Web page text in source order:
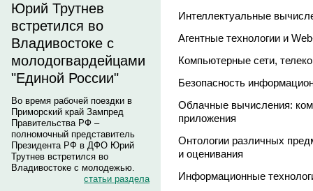
Юрий Трутнев
встретился во
Владивостоке с
молодогвардейцами
"Единой России"
Во время рабочей поездки в
Приморский край Зампред
Правительства РФ –
полномочный представитель
Президента РФ в ДФО Юрий
Трутнев встретился во
Владивостоке с молодежью.
статьи раздела
Интеллектуальные
Агентные технологии и
Компьютерные сети,
Безопасность
Облачные вычисления:
приложения
Онтологии различных
и оценивания
Информационные